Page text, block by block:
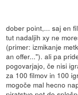
dober point,... saj en
tut nadaljih xy ne
(primer: izmikanje
an offer..."). ali pa
pogovarjajo, če nisi
za 100 filmov in 100
mogoče mal hecno